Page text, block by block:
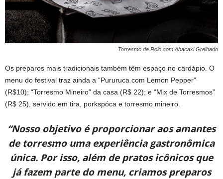
Torresmo de Rolo com Abacaxi Grelhado
Os preparos mais tradicionais também têm espaço no cardápio. O
menu do festival traz ainda a “Pururuca com Lemon Pepper”
(R$10); “Torresmo Mineiro” da casa (R$ 22); e “Mix de Torresmos”
(R$ 25), servido em tira, porkspóca e torresmo mineiro.
“Nosso objetivo é proporcionar aos amantes
de torresmo uma experiência gastronômica
única. Por isso, além de pratos icônicos que
já fazem parte do menu, criamos preparos